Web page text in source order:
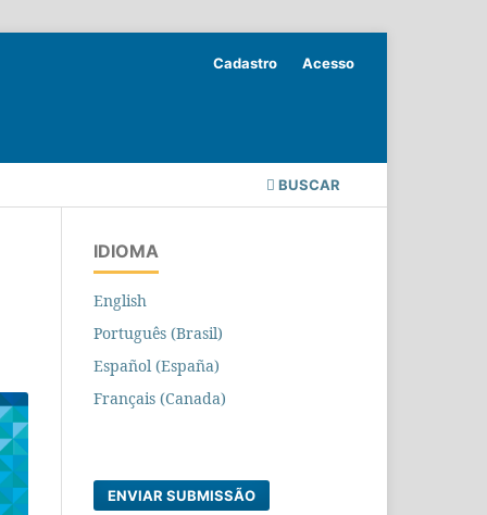
BUSCAR
Cadastro Acesso
IDIOMA
English
Português (Brasil)
Español (España)
Français (Canada)
ENVIAR SUBMISSÃO